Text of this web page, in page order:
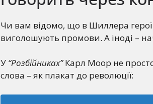
Чи вам відомо, що в Шиллера
виголошують промови. А іноді –
У “Розбійниках”Карл Моор не
слова – як плакат до революції: